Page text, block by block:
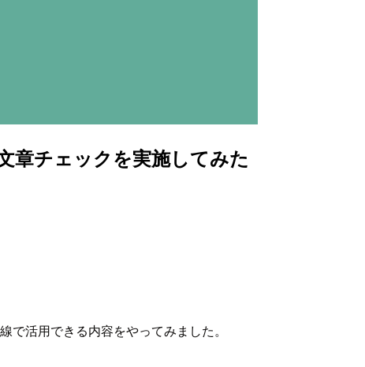
章チェックを実施してみた
活用できる内容をやってみました。